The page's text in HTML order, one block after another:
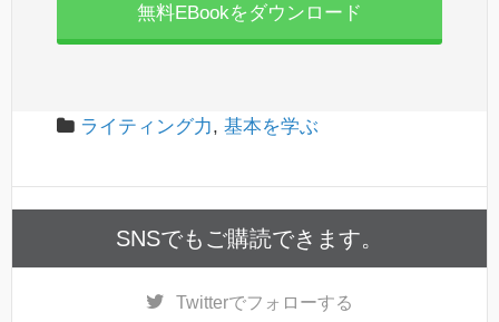
無料EBookをダウンロード
ライティング力, 基本を学ぶ
SNSでもご購読できます。
Twitterでフォローする